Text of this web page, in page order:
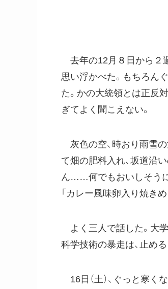
去年の12月８日から２週
思い浮かべた。もちろん
た。かの大統領とは正反
ぎてよく聞こえない。
灰色の空、時おり雨雪
て畑の肥料入れ、坂道沿
ん……何でもおいしそうに
「カレー風味卵入り焼き
よく三人で話した。大
科学技術の暴走は、止め
16日（土）、ぐっと寒